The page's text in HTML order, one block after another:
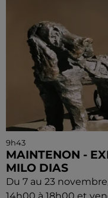
9h43
MAINTENON -
MILO DIAS
Du 7 au 23